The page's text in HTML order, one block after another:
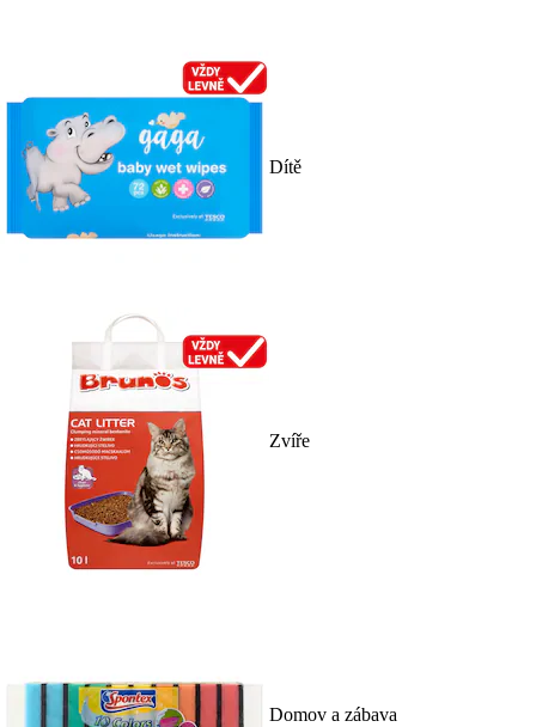
Dítě
Zvíře
Domov a zábava